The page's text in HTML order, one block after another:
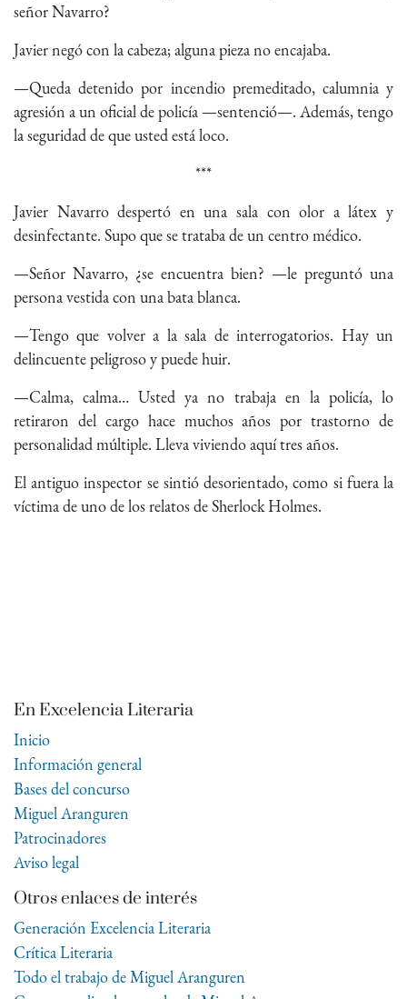
señor Navarro?
Javier negó con la cabeza; alguna pieza no encajaba.
—Queda detenido por incendio premeditado, calumnia y
agresión a un oficial de policía —sentenció—. Además, tengo
la seguridad de que usted está loco.
***
Javier Navarro despertó en una sala con olor a látex y
desinfectante. Supo que se trataba de un centro médico.
—Señor Navarro, ¿se encuentra bien? —le preguntó una
persona vestida con una bata blanca.
—Tengo que volver a la sala de interrogatorios. Hay un
delincuente peligroso y puede huir.
—Calma, calma… Usted ya no trabaja en la policía, lo
retiraron del cargo hace muchos años por trastorno de
personalidad múltiple. Lleva viviendo aquí tres años.
El antiguo inspector se sintió desorientado, como si fuera la
víctima de uno de los relatos de Sherlock Holmes.
En Excelencia Literaria
Inicio
Información general
Bases del concurso
Miguel Aranguren
Patrocinadores
Aviso legal
Otros enlaces de interés
Generación Excelencia Literaria
Crítica Literaria
Todo el trabajo de Miguel Aranguren